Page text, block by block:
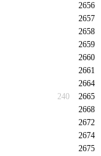
2656
2657
2658
2659
2660
2661
2664
240
2665
2668
2672
2674
2675